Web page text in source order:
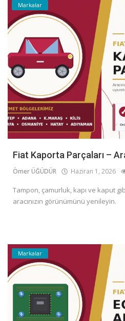
Markalar
Fiat Kaporta Parçaları –
Ömer ÜĞÜDÜR Haziran 1, 2026
Tampon, çamurluk, kapı ve kaput
aracınızın görünümünü yenileyin.
Markalar